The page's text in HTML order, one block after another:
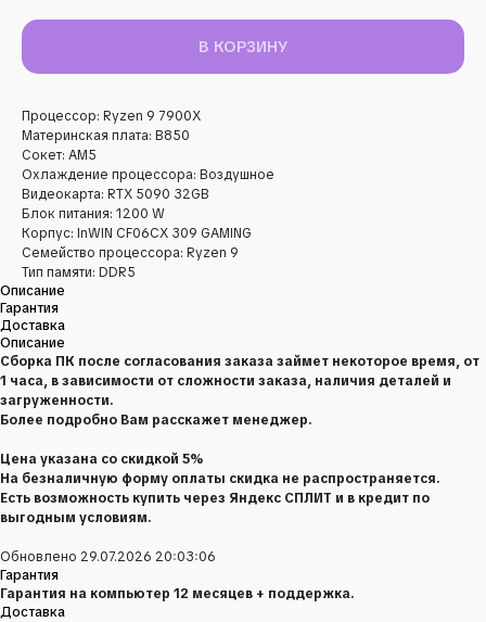
В КОРЗИНУ
Процессор: Ryzen 9 7900X
Материнская плата: B850
Сокет: AM5
Охлаждение процессора: Воздушное
Видеокарта: RTX 5090 32GB
Блок питания: 1200 W
Корпус: InWIN CF06CX 309 GAMING
Семейство процессора: Ryzen 9
Тип памяти: DDR5
Описание
Гарантия
Доставка
Описание
Сборка ПК после согласования заказа займет некоторое время, от
1 часа, в зависимости от сложности заказа, наличия деталей и
загруженности.
Более подробно Вам расскажет менеджер.
Цена указана со скидкой 5%
На безналичную форму оплаты скидка не распространяется.
Есть возможность купить через Яндекс СПЛИТ и в кредит по
выгодным условиям.
Обновлено 29.07.2026 20:03:06
Гарантия
Гарантия на компьютер 12 месяцев + поддержка.
Доставка